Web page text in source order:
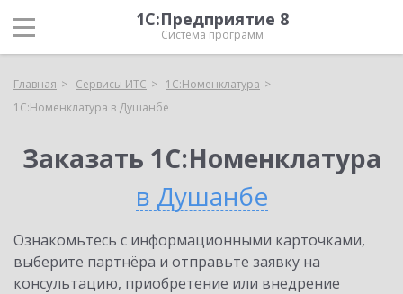
1С:Предприятие 8
Система программ
Главная Сервисы ИТС
1С:Номенклатура
1С:Номенклатура в Душанбе
Заказать 1С:Номенклатура
в Душанбе
Ознакомьтесь с информационными карточками,
выберите партнёра и отправьте заявку на
консультацию, приобретение или внедрение